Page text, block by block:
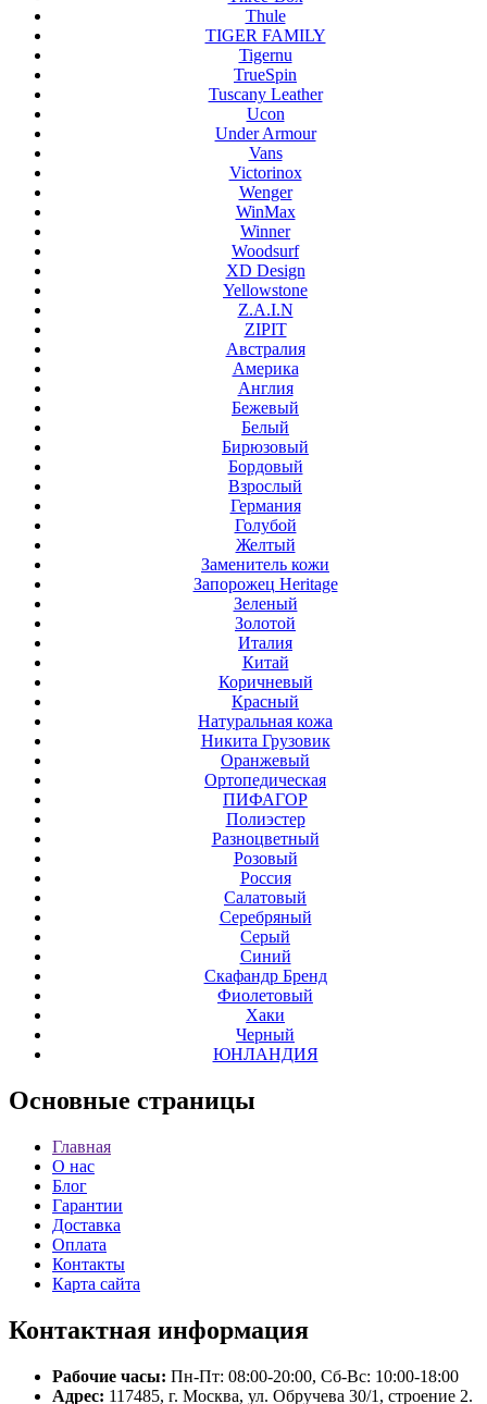
Thule
TIGER FAMILY
Tigernu
TrueSpin
Tuscany Leather
Ucon
Under Armour
Vans
Victorinox
Wenger
WinMax
Winner
Woodsurf
XD Design
Yellowstone
Z.A.I.N
ZIPIT
Австралия
Америка
Англия
Бежевый
Белый
Бирюзовый
Бордовый
Взрослый
Германия
Голубой
Желтый
Заменитель кожи
Запорожец Heritage
Зеленый
Золотой
Италия
Китай
Коричневый
Красный
Натуральная кожа
Никита Грузовик
Оранжевый
Ортопедическая
ПИФАГОР
Полиэстер
Разноцветный
Розовый
Россия
Салатовый
Серебряный
Серый
Синий
Скафандр Бренд
Фиолетовый
Хаки
Черный
ЮНЛАНДИЯ
Основные страницы
Главная
О нас
Блог
Гарантии
Доставка
Оплата
Контакты
Карта сайта
Контактная информация
Рабочие часы: Пн-Пт: 08:00-20:00, Сб-Вс: 10:00-18:00
Адрес: 117485, г. Москва, ул. Обручева 30/1, строение 2.